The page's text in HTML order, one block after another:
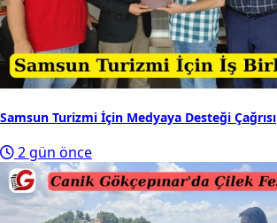
Samsun Turizmi İçin Medyaya Desteği Çağrısı
2 gün önce